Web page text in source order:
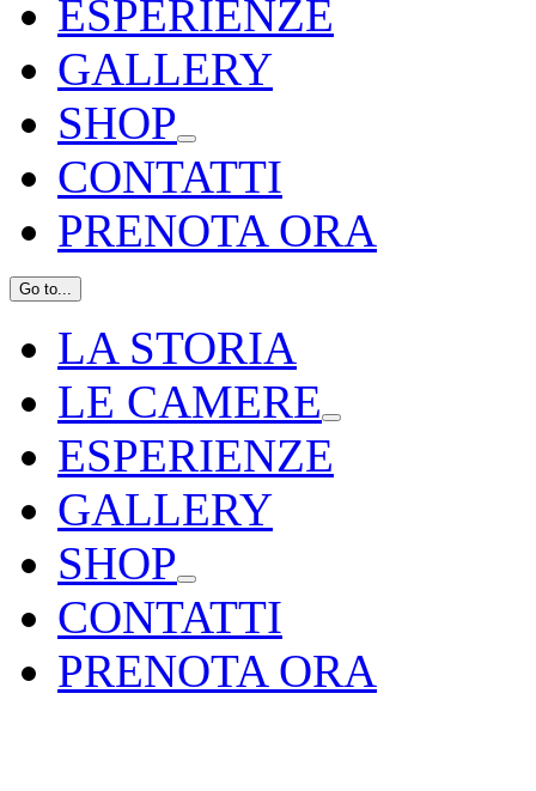
ESPERIENZE
GALLERY
SHOP
CONTATTI
PRENOTA ORA
Go to...
LA STORIA
LE CAMERE
ESPERIENZE
GALLERY
SHOP
CONTATTI
PRENOTA ORA